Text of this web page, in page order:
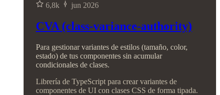
6,8k
jun 2026
CVA (class-variance-authority)
Para gestionar variantes de estilos (tamaño, color,
estado) de tus componentes sin acumular
condicionales de clases.
Librería de TypeScript para crear variantes de
componentes de UI con clases CSS de forma tipada.